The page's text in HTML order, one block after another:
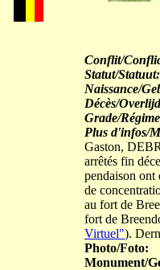
Conflit/
Statut/Statuut:
Naissance/
Décès/
Grade/
Plus d'infos/
Gaston,
arrêtés fin
pendaison ont
de
au fort de
fort de
Virtuel").
Photo/Foto:
Monument/